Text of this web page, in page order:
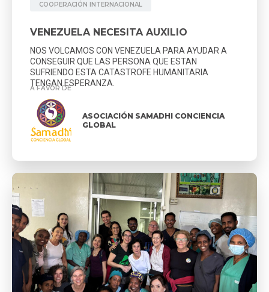
COOPERACIÓN INTERNACIONAL
VENEZUELA NECESITA AUXILIO
NOS VOLCAMOS CON VENEZUELA PARA AYUDAR A
CONSEGUIR QUE LAS PERSONA QUE ESTAN
SUFRIENDO ESTA CATASTROFE HUMANITARIA
TENGAN ESPERANZA.
A FAVOR DE
ASOCIACIÓN SAMADHI CONCIENCIA
GLOBAL